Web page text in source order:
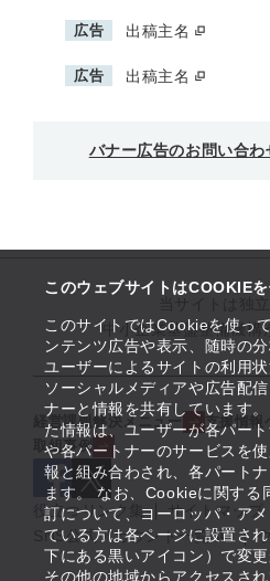
このウェブサイトはCOOKIE
このサイトではCookieを使っ
ンテンツ広告や表示、随時の
ユーザーによるサイトの利用
ソーシャルメディアや広告配
ナーと情報を共有しています
た情報は、ユーザーが各パー
や各パートナーのサービスを
報と組み合わされ、各パート
ます。 なお、Cookieに関する
訂について、ヨーロッパ・ア
ている方は各ページに設置さ
下にある黒いアイコン）で変
その他の地域からアクセスさ
広告 出稿主名
広告 出稿主名
バナー広告のお問い合わ
中小企業基盤整備機構
経営課題解決メニュー 支援情
取組事例
役立つリンク集 サイトマップ
SNS公式アカウント一覧